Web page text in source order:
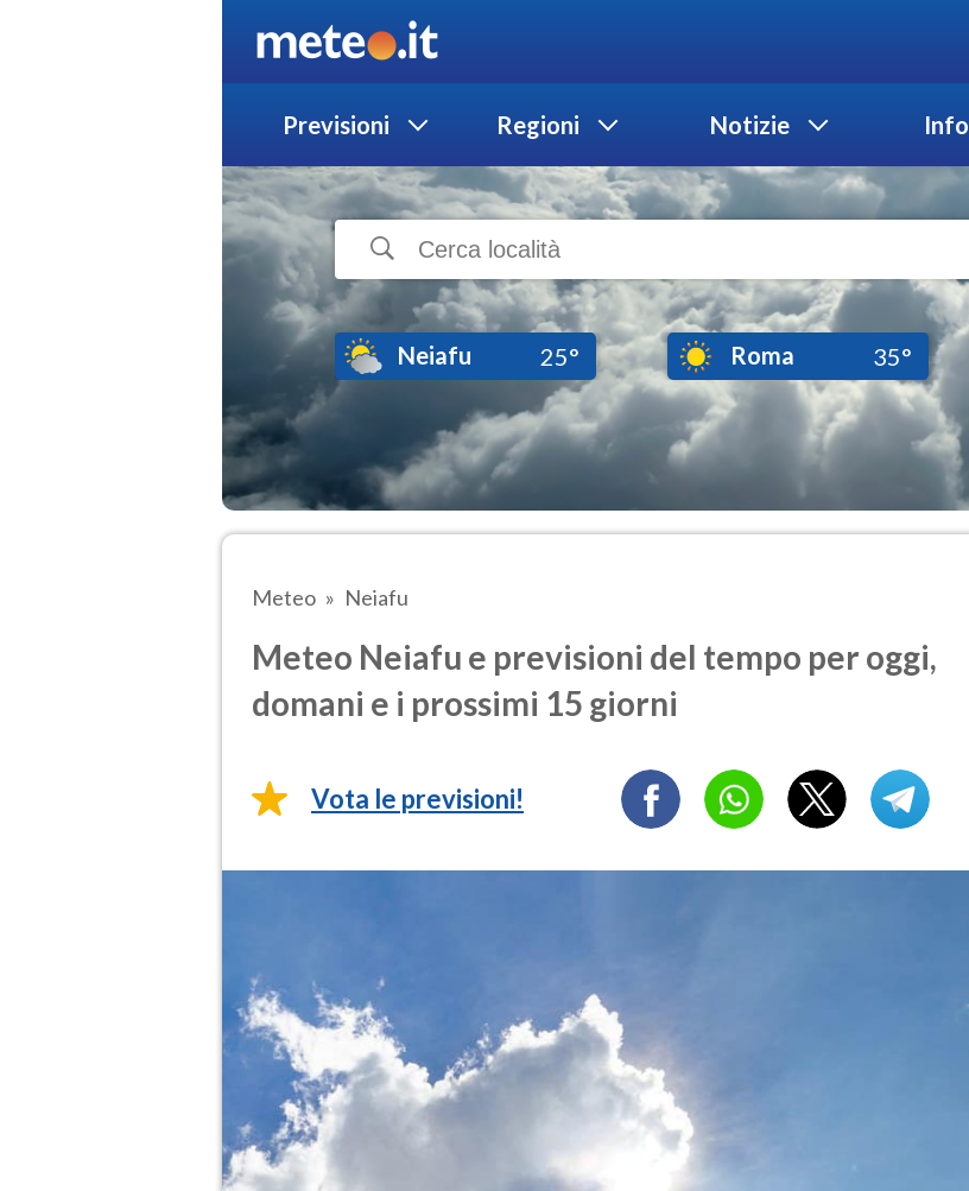
Previsioni Regioni Notizie Info
Neiafu 25° Roma 35°
Meteo Neiafu
Meteo Neiafu e previsioni del tempo per oggi,
domani e i prossimi 15 giorni
Vota le previsioni!